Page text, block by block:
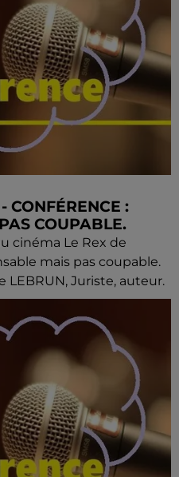
CONFÉRENCE :
COUPABLE.
cinéma Le Rex de
mais pas coupable.
LEBRUN, Juriste, auteur.